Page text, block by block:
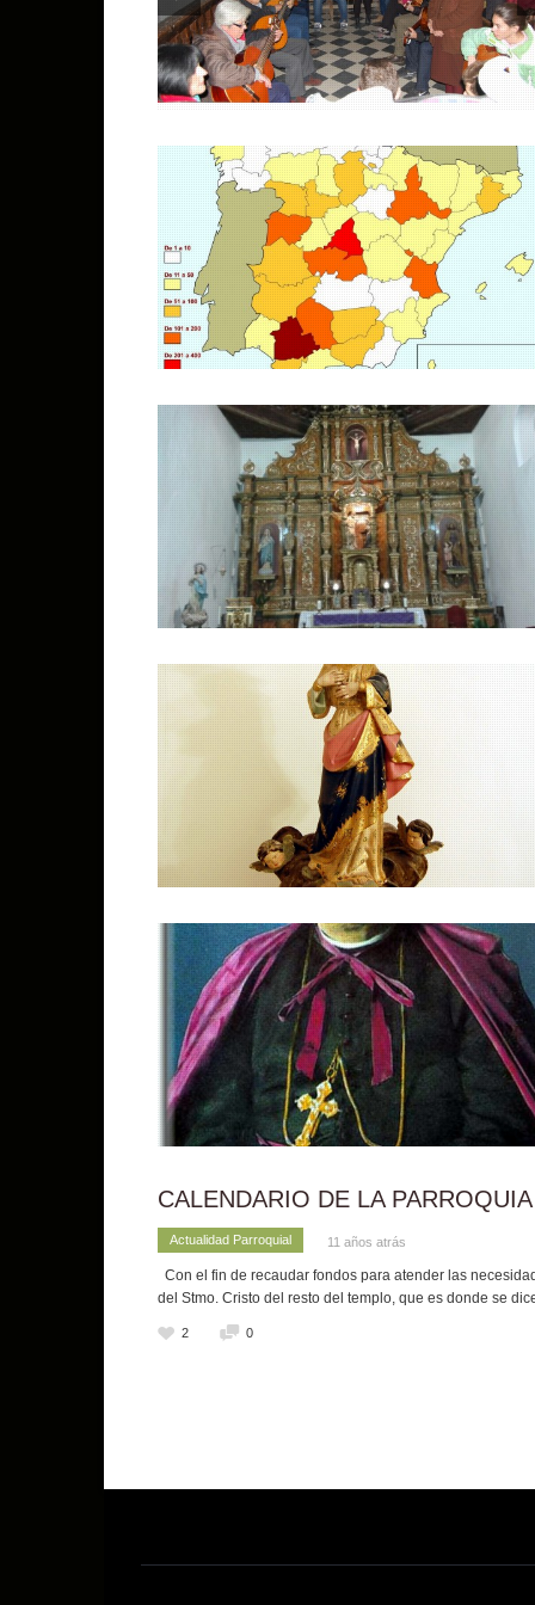
CALENDARIO DE LA
Actualidad Parroquial 11 años atrás
Con el fin de recaudar fondos para atender las
del Stmo. Cristo del resto del templo, que es donde se
2 0